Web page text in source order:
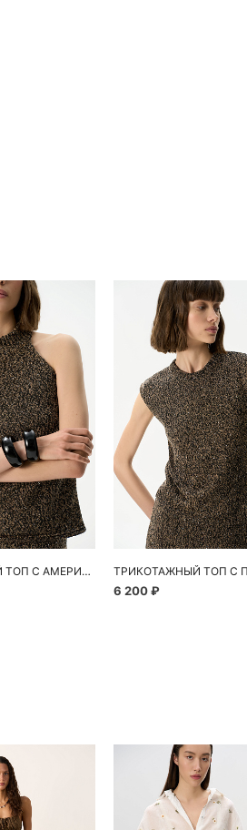
ТРИКОТАЖНЫЙ ТОП С АМЕРИКАНСКОЙ ПРОЙМОЙ
6 200 ₽